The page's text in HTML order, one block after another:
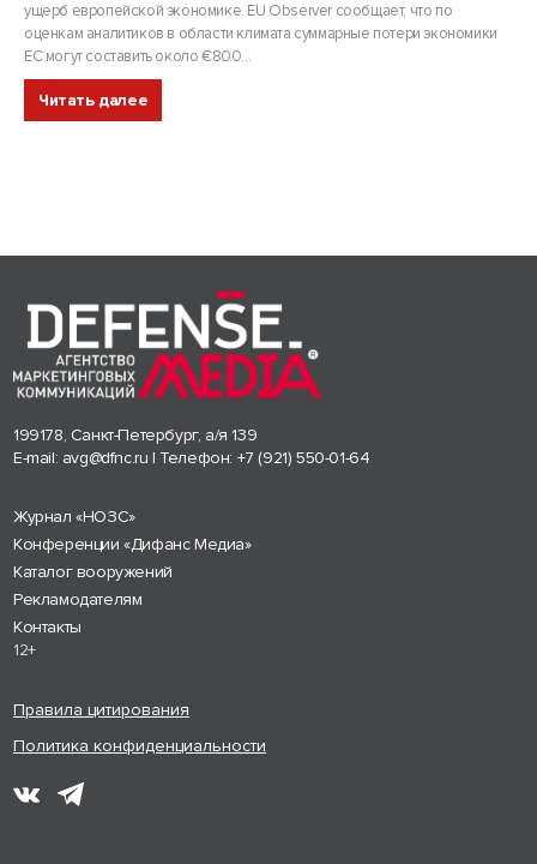
ущерб европейской экономике. EU Observer сообщает, что по
оценкам аналитиков в области климата суммарные потери экономики
ЕС могут составить около €800...
Читать далее
199178, Санкт-Петербург, а/я 139
E-mail: avg@dfnc.ru | Телефон: +7 (921) 550-01-64
Журнал «НОЗС»
Конференции «Дифанс Медиа»
Каталог вооружений
Рекламодателям
Контакты
12+
Правила цитирования
Политика конфиденциальности